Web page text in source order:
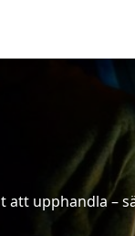
att upphandla